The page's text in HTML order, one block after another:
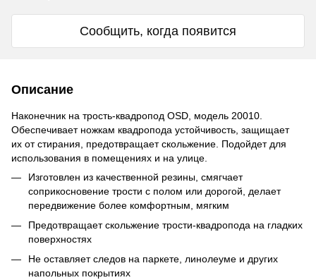
Сообщить, когда появится
Описание
Наконечник на трость-квадропод OSD, модель 20010.
Обеспечивает ножкам квадропода устойчивость, защищает
их от стирания, предотвращает скольжение. Подойдет для
использования в помещениях и на улице.
Изготовлен из качественной резины, смягчает
соприкосновение трости с полом или дорогой, делает
передвижение более комфортным, мягким
Предотвращает скольжение трости-квадропода на гладких
поверхностях
Не оставляет следов на паркете, линолеуме и других
напольных покрытиях